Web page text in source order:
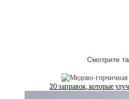
Смотрите
20 заправок, которые